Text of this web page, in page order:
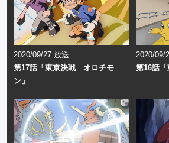
2020/09/27 放送
第17話「東京決戦 オロチモ
ン」
2020/09/
第16話「